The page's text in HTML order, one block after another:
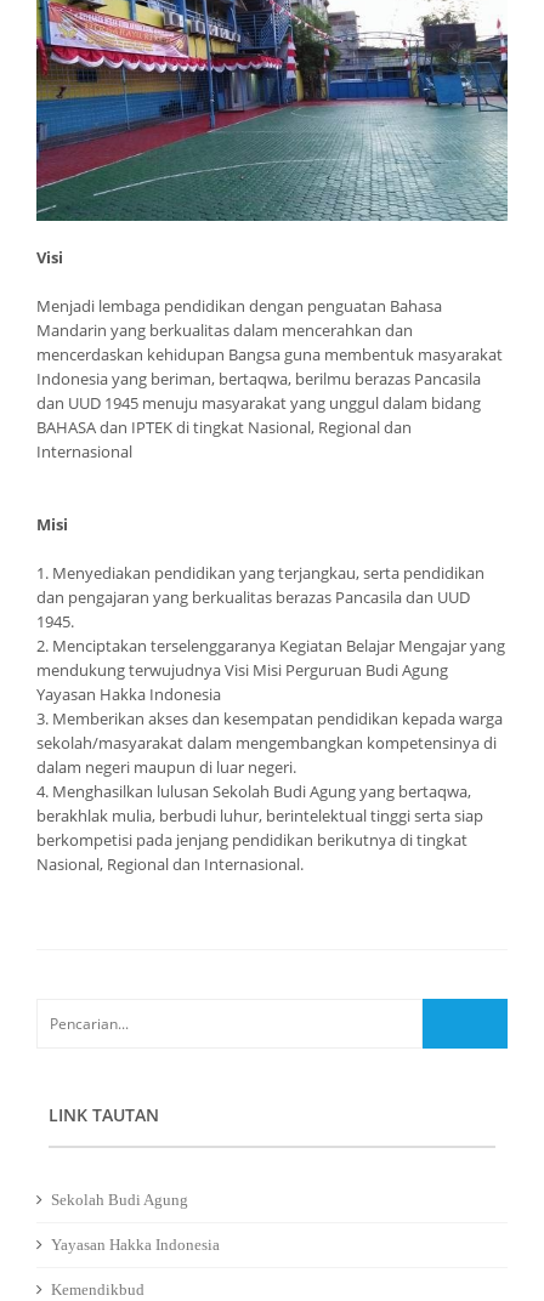
n
Visi
Menjadi lembaga pendidikan dengan penguatan Bahasa
Mandarin yang berkualitas dalam mencerahkan dan
mencerdaskan kehidupan Bangsa guna membentuk masyarakat
Indonesia yang beriman, bertaqwa, berilmu berazas Pancasila
dan UUD 1945 menuju masyarakat yang unggul dalam bidang
BAHASA dan IPTEK di tingkat Nasional, Regional dan
Internasional
Misi
1. Menyediakan pendidikan yang terjangkau, serta pendidikan
dan pengajaran yang berkualitas berazas Pancasila dan UUD
1945.
2. Menciptakan terselenggaranya Kegiatan Belajar Mengajar yang
mendukung terwujudnya Visi Misi Perguruan Budi Agung
Yayasan Hakka Indonesia
3. Memberikan akses dan kesempatan pendidikan kepada warga
sekolah/masyarakat dalam mengembangkan kompetensinya di
dalam negeri maupun di luar negeri.
4. Menghasilkan lulusan Sekolah Budi Agung yang bertaqwa,
berakhlak mulia, berbudi luhur, berintelektual tinggi serta siap
berkompetisi pada jenjang pendidikan berikutnya di tingkat
Nasional, Regional dan Internasional.
LINK TAUTAN
Sekolah Budi Agung
Yayasan Hakka Indonesia
Kemendikbud